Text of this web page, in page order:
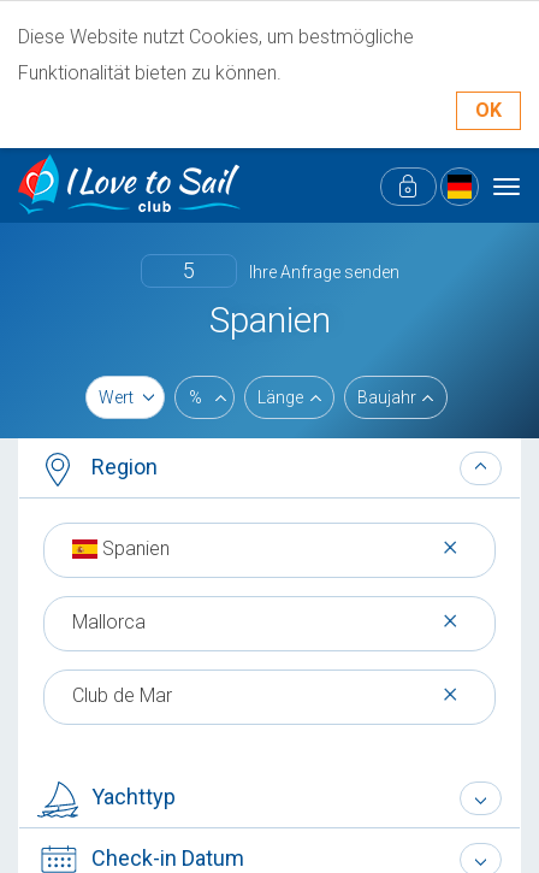
Diese Website nutzt Cookies, um bestmögliche
Funktionalität bieten zu können.
OK
5 Ihre Anfrage senden
Spanien
Wert % Länge Baujahr
Region
×
Spanien
×
Mallorca
×
Club de Mar
Yachttyp
Check-in Datum